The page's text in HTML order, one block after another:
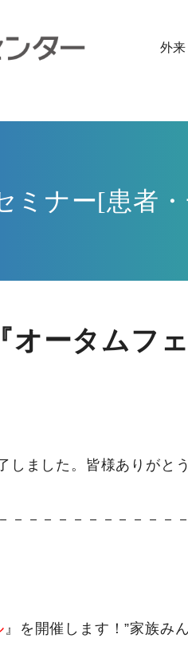
外来
外来担当表
入院生
入院費
各種
ミナー[患者
オータムフ
ました。皆様ありがと
－－－－－－－－－－－
』を開催します！”家族み